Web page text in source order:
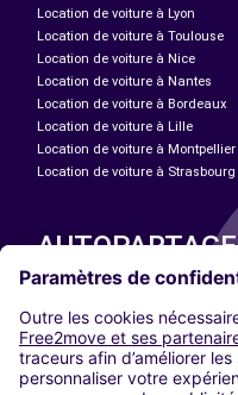
Location de voiture à Lyon
Location de voiture à Toulouse
Location de voiture à Nice
Location de voiture à Nantes
Location de voiture à Bordeaux
Location de voiture à Lille
Location de voiture à Montpellier
Location de voiture à Strasbourg
AUTOPARTAGE
Paris
Madrid
Washington DC
Milan